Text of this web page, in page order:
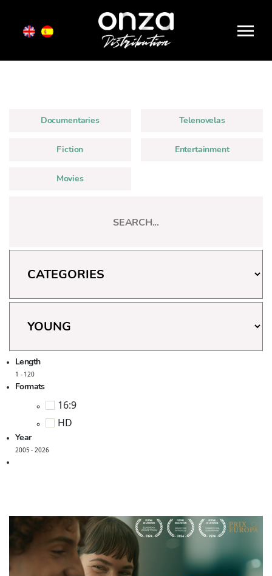
Distribution
Documentaries Telenovelas
Fiction Entertainment
Movies
Length
1 - 120
Formats
16:9
HD
Year
2005- 2026